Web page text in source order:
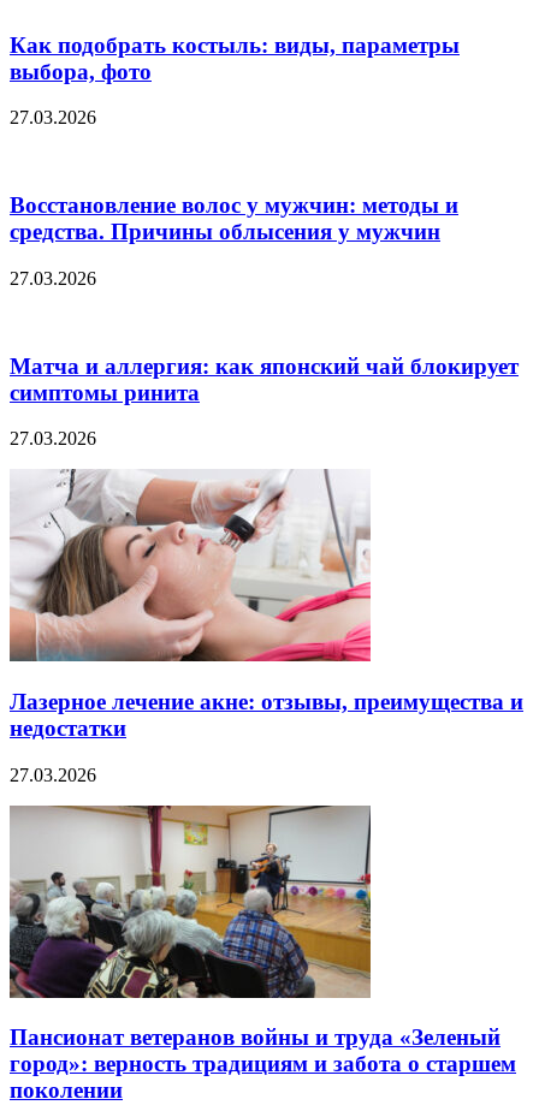
Как подобрать костыль: виды, параметры
выбора, фото
27.03.2026
Восстановление волос у мужчин: методы и
средства. Причины облысения у мужчин
27.03.2026
Матча и аллергия: как японский чай блокирует
симптомы ринита
27.03.2026
Лазерное лечение акне: отзывы, преимущества и
недостатки
27.03.2026
Пансионат ветеранов войны и труда «Зеленый
город»: верность традициям и забота о старшем
поколении